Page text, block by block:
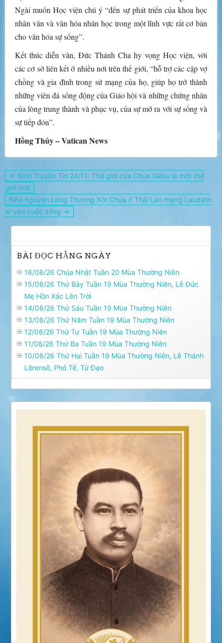
Ngài muốn Học viện chú ý “đến sự phát triển của khoa học
nhân văn và văn hóa nhân học trong một lĩnh vực rất cơ bản
cho văn hóa sự sống”.
Kết thúc diễn văn, Đức Thánh Cha hy vọng Học viện, với
các cơ sở liên kết ở nhiều nơi trên thế giới, “hỗ trợ các cặp vợ
chồng và gia đình trong sứ mạng của họ, giúp họ trở thành
những viên đá sống động của Giáo hội và những chứng nhân
của lòng trung thành và phục vụ, của sự mở ra với sự sống và
sự tiếp đón”.
Hồng Thủy – Vatican News
Điều
hướng
bài
viết
← Kinh Truyền Tin 24/11: Thế giới của Chúa Giêsu là một thế
giới mới
Nhà nguyện Lòng Thương Xót Chúa ở Thái Lan mang Laudato
si’ vào cuộc sống →
BÀI ĐỌC HẰNG NGÀY
16/08/26 Chúa Nhật Tuần 20 Mùa Thường Niên
15/08/26 Thứ Bảy Tuần 19 Mùa Thường Niên, Lễ Ðức
Mẹ Hồn Xác Lên Trời
14/08/26 Thứ Sáu Tuần 19 Mùa Thường Niên
13/08/26 Thứ Năm Tuần 19 Mùa Thường Niên
12/08/26 Thứ Tư Tuần 19 Mùa Thường Niên
11/08/26 Thứ Ba Tuần 19 Mùa Thường Niên
10/08/26 Thứ Hai Tuần 19 Mùa Thường Niên, Lễ Thánh
Lôrensô, Phó Tế, Tử Ðạo